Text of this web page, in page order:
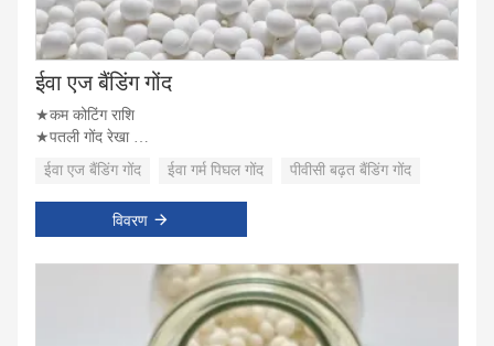
ईवा एज बैंडिंग गोंद
★कम कोटिंग राशि
★पतली गोंद रेखा
★उच्च प्रारंभिक छीलने की ताकत
ईवा एज बैंडिंग गोंद ईवा गर्म पिघल गोंद पीवीसी बढ़त बैंडिंग गोंद
विवरण